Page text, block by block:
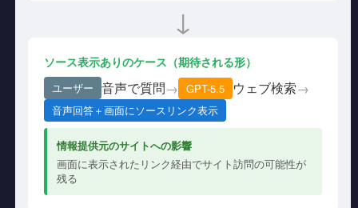
↓
ソース表示ありのケース（期待される形）
ユーザー 音声で質問→ GPT-5.5 ウェブ検索→
音声回答＋画面にソースリンク表示
情報提供元のサイトへの影響
画面に表示されたリンク経由でサイト訪問の可能性が
残る